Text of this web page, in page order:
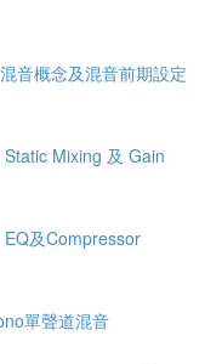
音概念及混音前期設定
Mixing 及 Gain
及Compressor
單聲道混音